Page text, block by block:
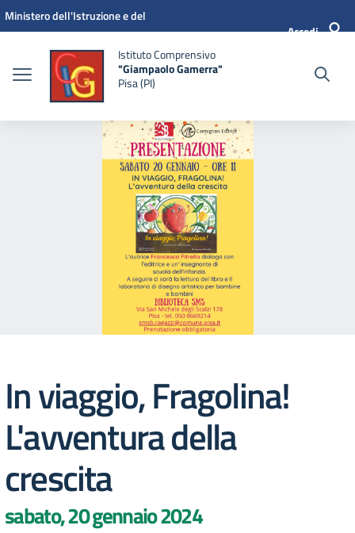
Vai ai contenuti
Vai al menu di navigazione
Vai al footer
Ministero dell'Istruzione e del
Accedi
Istituto Comprensivo
"Giampaolo Gamerra"
Pisa (PI)
In viaggio, Fragolina!
L'avventura della
crescita
sabato, 20 gennaio 2024